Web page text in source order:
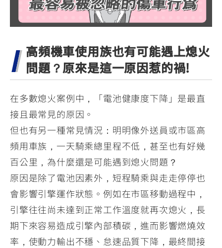
高頻機車使用族也有可能遇上熄火
問題？原來是這一原因惹的禍!
在多數熄火案例中，「電池健康度下降」是最直
接且最常見的原因。
但也有另一種常見情況：明明像外送員或市區高
頻用車族，一天騎乘總里程不低，甚至也有好幾
百公里，為什麼還是可能遇到熄火問題？
原因是除了電池因素外，短程騎乘與走走停停也
會影響引擎運作狀態。例如在市區移動過程中，
引擎往往尚未達到正常工作溫度就再次熄火，長
期下來容易造成引擎內部積碳，進而影響燃燒效
率，使動力輸出不穩、怠速品質下降，最終間接